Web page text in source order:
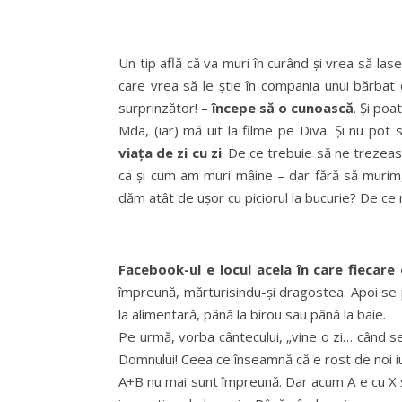
Un tip află că va muri în curând și vrea să
care vrea să le știe în compania unui
surprinzător! –începe să o cunoască. Și
Mda, (iar) mă uit la filme pe Diva. Și nu pot
viața de zi cu zi. De ce trebuie să ne
ca și cum am muri mâine – dar fără să
dăm atât de ușor cu piciorul la bucurie? De
Facebook-ul e locul acela în care
împreună, mărturisindu-și dragostea. Apoi
la alimentară, până la birou sau până la baie.
Pe urmă, vorba cântecului, „vine o zi… când
Domnului! Ceea ce înseamnă că e rost de noi
A+B nu mai sunt împreună. Dar acum A e cu